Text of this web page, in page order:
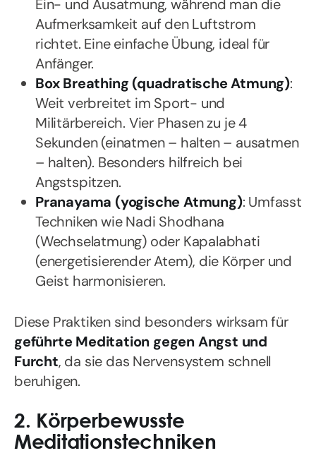
Ein- und Ausatmung, während man die
Aufmerksamkeit auf den Luftstrom
richtet. Eine einfache Übung, ideal für
Anfänger.
Box Breathing (quadratische Atmung):
Weit verbreitet im Sport- und
Militärbereich. Vier Phasen zu je 4
Sekunden (einatmen – halten – ausatmen
– halten). Besonders hilfreich bei
Angstspitzen.
Pranayama (yogische Atmung): Umfasst
Techniken wie Nadi Shodhana
(Wechselatmung) oder Kapalabhati
(energetisierender Atem), die Körper und
Geist harmonisieren.
Diese Praktiken sind besonders wirksam für
geführte Meditation gegen Angst und
Furcht, da sie das Nervensystem schnell
beruhigen.
2. Körperbewusste
Meditationstechniken